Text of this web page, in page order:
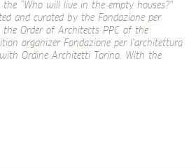
“Who will live in the empty houses?”
and curated by the Fondazione per
Order of Architects PPC of the
organizer Fondazione per l’architettura
Ordine Architetti Torino. With the